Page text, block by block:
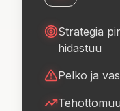
Strategia
hidastuu
Pelko ja